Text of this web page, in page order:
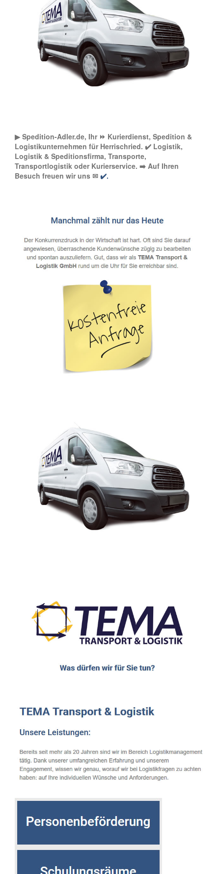
▶︎ Spedition-Adler.de, Ihr ⏩ Kurierdienst, Spedition &
Logistikunternehmen für Herrischried. ✔️ Logistik,
Logistik & Speditionsfirma, Transporte,
Transportlogistik oder Kurierservice. ➡️ Auf Ihren
Besuch freuen wir uns ✉ ✔️.